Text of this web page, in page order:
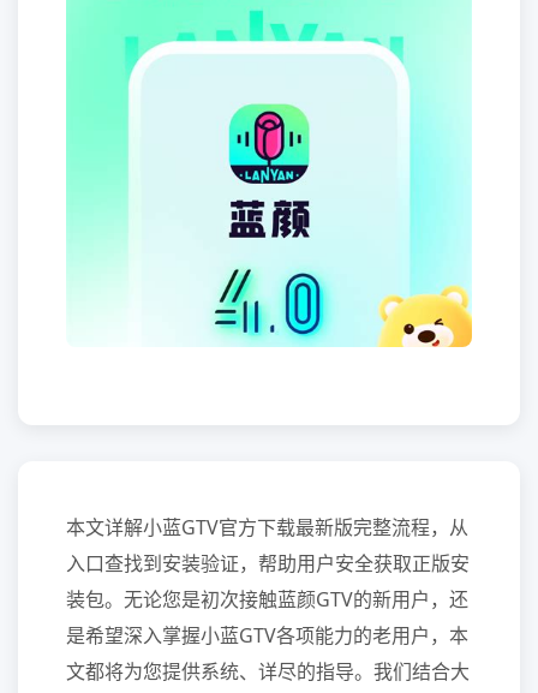
本文详解小蓝GTV官方下载最新版完整流程，从
入口查找到安装验证，帮助用户安全获取正版安
装包。无论您是初次接触蓝颜GTV的新用户，还
是希望深入掌握小蓝GTV各项能力的老用户，本
文都将为您提供系统、详尽的指导。我们结合大